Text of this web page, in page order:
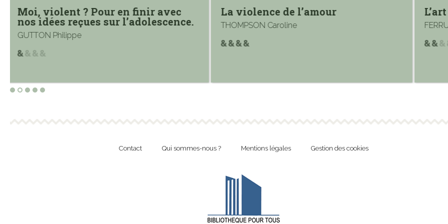
La violence de l’amour
THOMPSON Caroline
L’art de la gentillesse
FERRUCCI Piero
Contact Qui sommes-nous ? Mentions légales Gestion des cookies